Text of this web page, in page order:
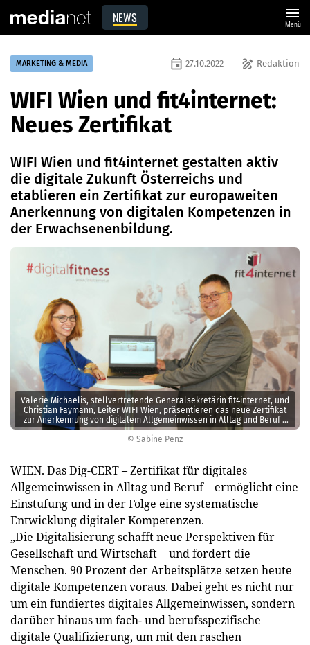
NEWS menu
Menü
© Sabine Penz
Valerie Michaelis, stellvertretende Generalsekretärin fit4internet, und
Christian Faymann, Leiter WIFI Wien, präsentieren das neue Zertifikat
zur Anerkennung von digitalem Allgemeinwissen in Alltag und Beruf –
kurz Dig-CERT genannt.
MARKETING & MEDIA draw Redaktion
event 27.10.2022
WIFI Wien und fit4internet:
Neues Zertifikat
WIFI Wien und fit4internet gestalten aktiv
die digitale Zukunft Österreichs und
etablieren ein Zertifikat zur europaweiten
Anerkennung von digitalen Kompetenzen in
der Erwachsenenbildung.
WIEN. Das Dig-CERT – Zertifikat für digitales
Allgemeinwissen in Alltag und Beruf – ermöglicht eine
Einstufung und in der Folge eine systematische
Entwicklung digitaler Kompetenzen.
„Die Digitalisierung schafft neue Perspektiven für
Gesellschaft und Wirtschaft − und fordert die
Menschen. 90 Prozent der Arbeitsplätze setzen heute
digitale Kompetenzen voraus. Dabei geht es nicht nur
um ein fundiertes digitales Allgemeinwissen, sondern
darüber hinaus um fach- und berufsspezifische
digitale Qualifizierung, um mit den raschen